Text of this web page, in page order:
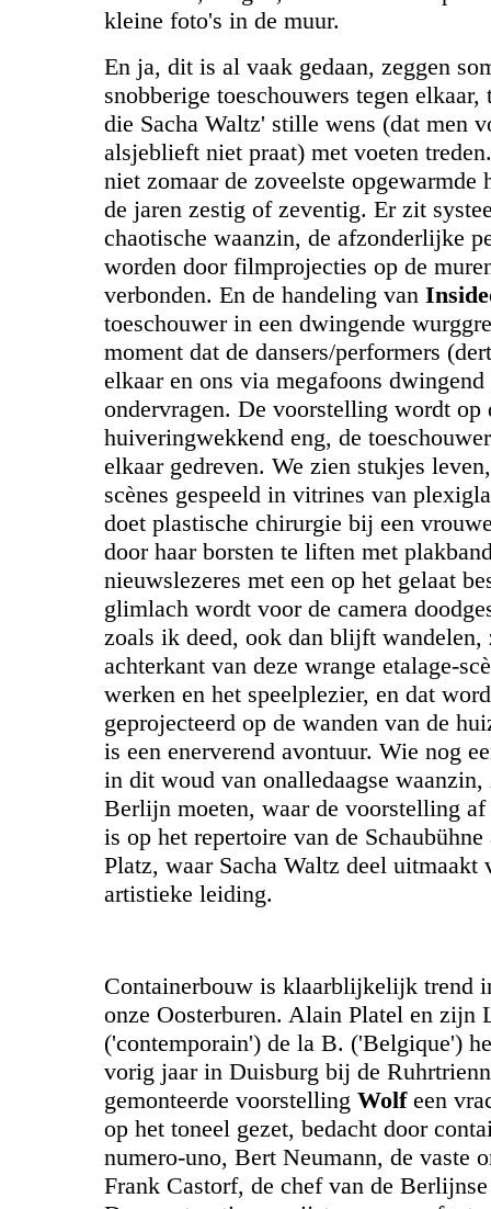
kleine foto's in de muur.
En ja, dit is al vaak gedaan, zeggen
snobberige toeschouwers tegen elkaar,
die Sacha Waltz' stille wens (dat men
alsjeblieft niet praat) met voeten
niet zomaar de zoveelste opgewarmde
de jaren zestig of zeventig. Er zit
chaotische waanzin, de afzonderlijke
worden door filmprojecties op de
verbonden. En de handeling van
toeschouwer in een dwingende
moment dat de dansers/performers
elkaar en ons via megafoons dwingend
ondervragen. De voorstelling wordt op
huiveringwekkend eng, de
elkaar gedreven. We zien stukjes
scènes gespeeld in vitrines van
doet plastische chirurgie bij een
door haar borsten te liften met
nieuwslezeres met een op het gelaat
glimlach wordt voor de camera
zoals ik deed, ook dan blijft wandelen,
achterkant van deze wrange etalage-
werken en het speelplezier, en dat
geprojecteerd op de wanden van de
is een enerverend avontuur. Wie nog
in dit woud van onalledaagse waanzin,
Berlijn moeten, waar de voorstelling af
is op het repertoire van de
Platz, waar Sacha Waltz deel uitmaakt
artistieke leiding.
Containerbouw is klaarblijkelijk trend
onze Oosterburen. Alain Platel en zijn
('contemporain') de la B. ('Belgique')
vorig jaar in Duisburg bij de
gemonteerde voorstelling Wolfeen
op het toneel gezet, bedacht door
numero-uno, Bert Neumann, de vaste
Frank Castorf, de chef van de